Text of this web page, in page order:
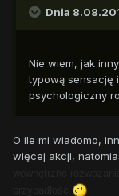
Dnia
Nie wiem, jak
typową sensację
psychologiczny
O ile mi wiadomo,
więcej akcji,